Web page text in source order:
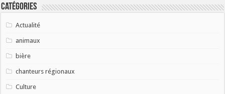
Catégories
Actualité
animaux
bière
chanteurs régionaux
Culture